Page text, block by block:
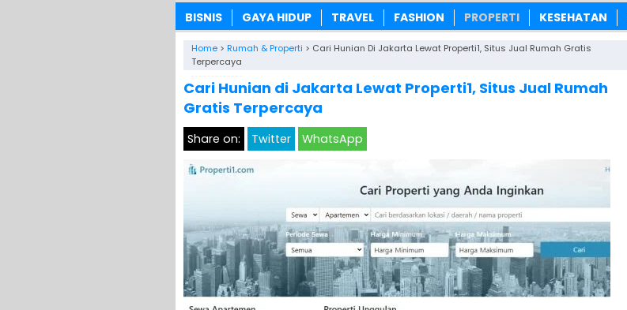
BISNIS GAYA HIDUP TRAVEL FASHION PROPERTI KESEHATAN
Home > Rumah & Properti > Cari Hunian Di Jakarta Lewat Properti1, Situs Jual Rumah Gratis
Terpercaya
Cari Hunian di Jakarta Lewat Properti1, Situs Jual Rumah
Gratis Terpercaya
Share on: Twitter WhatsApp